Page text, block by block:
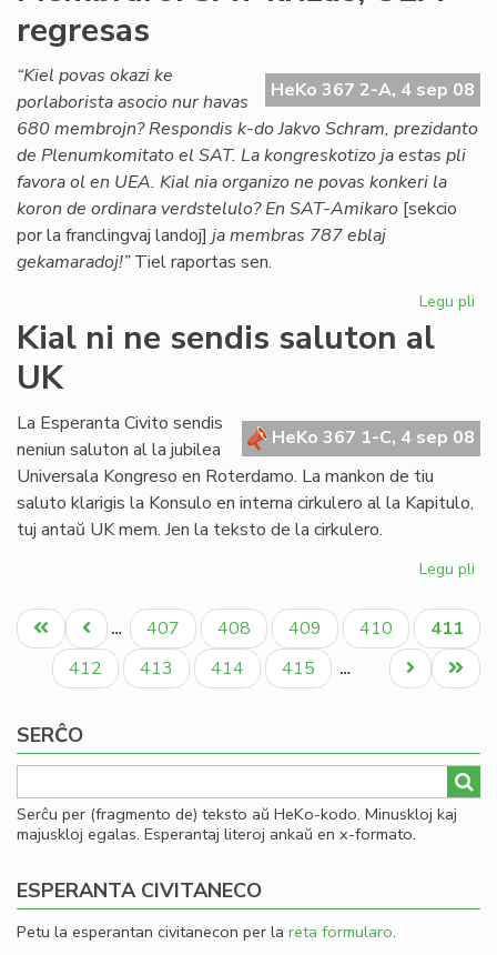
regresas
HeKo 367 2-A, 4 sep 08
“Kiel povas okazi ke
porlaborista asocio nur havas
680 membrojn? Respondis k-do Jakvo Schram, prezidanto
de Plenumkomitato el SAT. La kongreskotizo ja estas pli
favora ol en UEA. Kial nia organizo ne povas konkeri la
koron de ordinara verdstelulo? En SAT-Amikaro [sekcio
por la franclingvaj landoj] ja membras 787 eblaj
gekamaradoj!”Tiel raportas sen.
Legu pli
Kial ni ne sendis saluton al
UK
HeKo 367 1-C, 4 sep 08
La Esperanta Civito sendis
neniun saluton al la jubilea
Universala Kongreso en Roterdamo. La mankon de tiu
saluto klarigis la Konsulo en interna cirkulero al la Kapitulo,
tuj antaŭ UK mem. Jen la teksto de la cirkulero.
Legu pli
ni
ne
Pagination
Unua
paĝo
Antaŭa
paĝo
… Paĝo
407 Paĝo
408 Paĝo
409 Paĝo
410
Aktuala
paĝo
411
Paĝo
412 Paĝo
413 Paĝo
414 Paĝo
415 …
Last
page
Next
page
SERĈO
Serĉu per (fragmento de) teksto aŭ HeKo-kodo. Minuskloj kaj
majuskloj egalas. Esperantaj literoj ankaŭ en x-formato.
ESPERANTA CIVITANECO
Petu la esperantan civitanecon per la reta formularo.